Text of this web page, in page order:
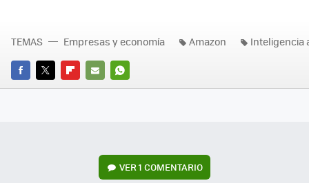
FACEBOOK
TWITTERFLIPBOARD
E-
WHATSAPP
TEMAS Empresas y economía Amazon Inteligencia
VER1 COMENTARIO